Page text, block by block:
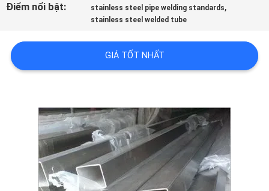
SOÁT
CHẤT
LƯỢNG
CHÚNG
Điểm nổi bật:
stainless steel pipe welding standards,
stainless steel welded tube
GIÁ TỐT NHẤT